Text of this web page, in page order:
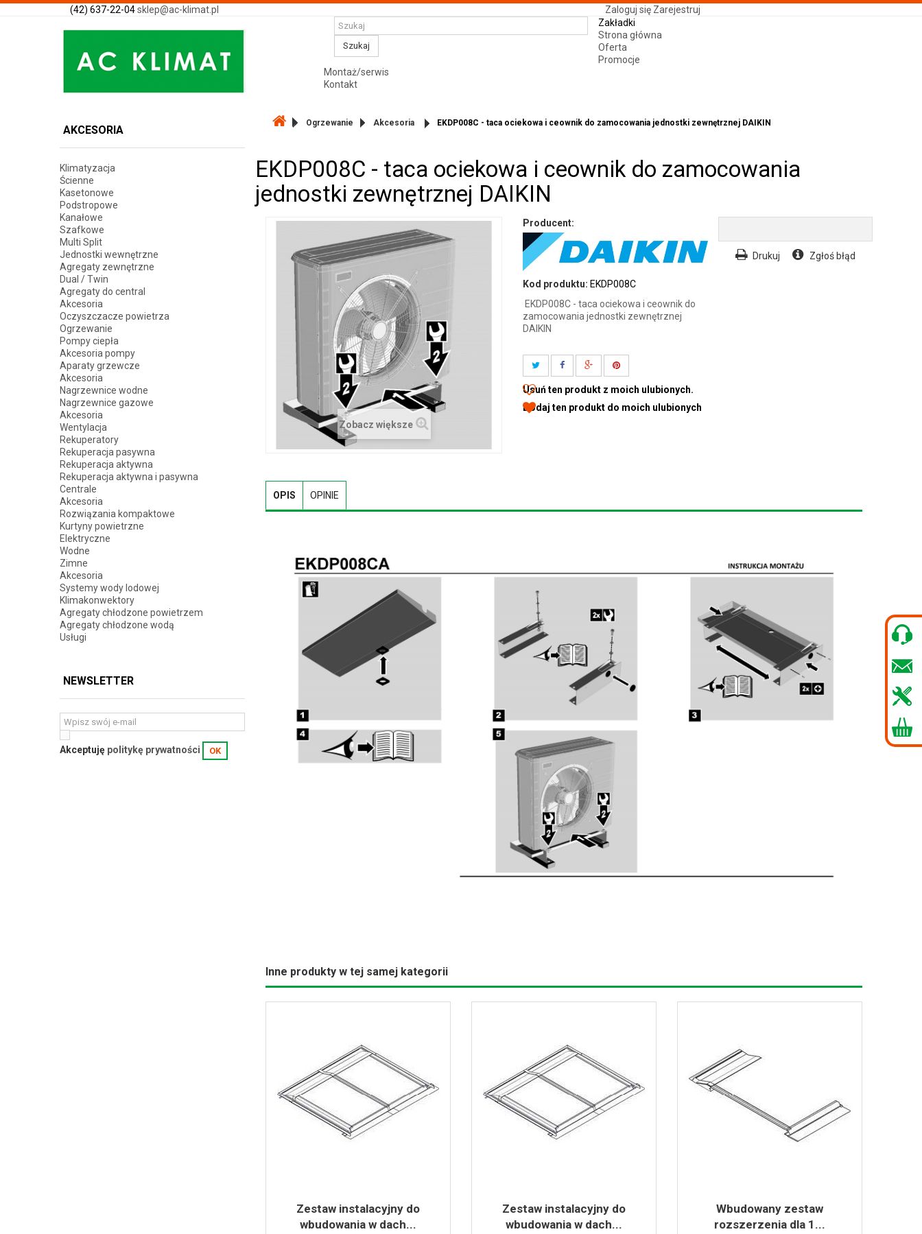
(42) 637-22-04sklep@ac-klimat.pl Zaloguj się Zarejestruj
Szukaj
Zakładki
Strona główna
Oferta
Promocje
Montaż/serwis
Kontakt
AKCESORIA
Klimatyzacja
Ścienne
Kasetonowe
Podstropowe
Kanałowe
Szafkowe
Multi Split
Jednostki wewnętrzne
Agregaty zewnętrzne
Dual / Twin
Agregaty do central
Akcesoria
Oczyszczacze powietrza
Ogrzewanie
Pompy ciepła
Akcesoria pompy
Aparaty grzewcze
Akcesoria
Nagrzewnice wodne
Nagrzewnice gazowe
Akcesoria
Wentylacja
Rekuperatory
Rekuperacja pasywna
Rekuperacja aktywna
Rekuperacja aktywna i pasywna
Centrale
Akcesoria
Rozwiązania kompaktowe
Kurtyny powietrzne
Elektryczne
Wodne
Zimne
Akcesoria
Systemy wody lodowej
Klimakonwektory
Agregaty chłodzone powietrzem
Agregaty chłodzone wodą
Usługi
NEWSLETTER
Akceptuję politykę prywatności OK
Ogrzewanie Akcesoria EKDP008C - taca ociekowa i ceownik do zamocowania jednostki zewnętrznej DAIKIN
EKDP008C - taca ociekowa i ceownik do zamocowania
jednostki zewnętrznej DAIKIN
Zobacz większe
Producent:
Kod produktu: EKDP008C
EKDP008C - taca ociekowa i ceownik do
zamocowania jednostki zewnętrznej
DAIKIN
Usuń ten produkt z moich ulubionych.
Dodaj ten produkt do moich ulubionych
Drukuj Zgłoś błąd
OPIS OPINIE
Inne produkty w tej samej kategorii
Zestaw instalacyjny do
wbudowania w dach...
Zestaw instalacyjny do
wbudowania w dach...
Wbudowany zestaw
rozszerzenia dla 1...